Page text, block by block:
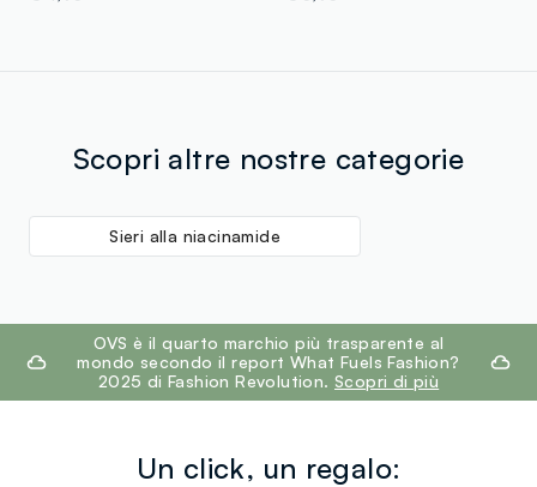
Scopri altre nostre categorie
Sieri alla niacinamide
footer.ariatitleOVS è il quarto marchio più trasparente al
mondo secondo il report What Fuels Fashion?
2025 di Fashion Revolution. Scopri di più
Un click, un regalo: